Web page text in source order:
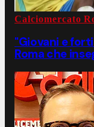
Calciomercato
"Giovani e
Roma che